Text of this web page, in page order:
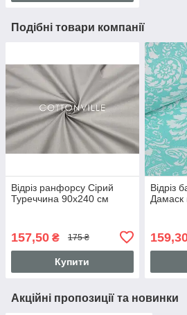
Подібні товари компанії
Відріз ранфорсу Сірий
Туреччина 90х240 см
157,50 ₴ 175 ₴
Купити
Відріз
Дамаск
Акційні пропозиції та новинки